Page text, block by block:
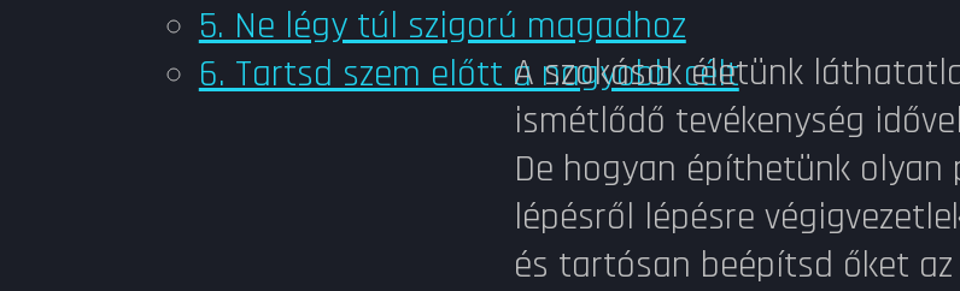
5. Ne légy túl szigorú magadhoz
6. Tartsd szem előtt a nagyobb célt
A szokások életünk
ismétlődő tevékenység
De hogyan építhetünk olyan
lépésről lépésre
és tartósan beépítsd őket